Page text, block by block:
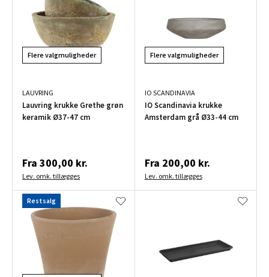
Flere valgmuligheder
LAUVRING
Lauvring krukke Grethe grøn
keramik Ø37-47 cm
Fra 300,00 kr.
Lev. omk. tillægges
Flere valgmuligheder
IO SCANDINAVIA
IO Scandinavia krukke
Amsterdam grå Ø33-44 cm
Fra 200,00 kr.
Lev. omk. tillægges
Restsalg